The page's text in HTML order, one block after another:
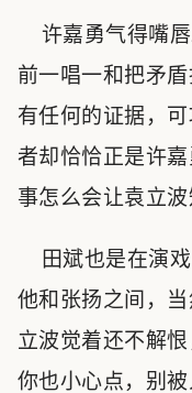
许嘉勇气得嘴唇
前一唱一和把矛
有任何的证据，
者却恰恰正是许
事怎么会让袁立波
田斌也是在演戏
他和张扬之间，
立波觉着还不解恨
你也小心点，别